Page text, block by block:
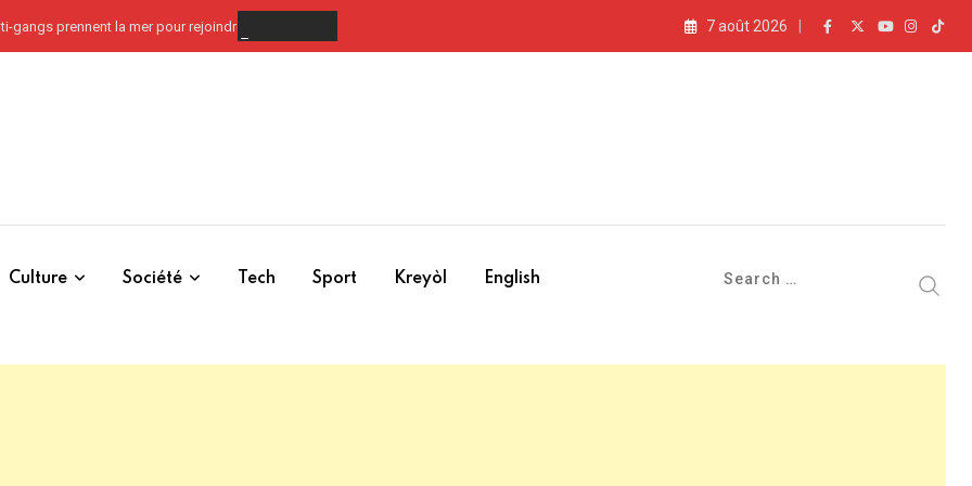
prennent la mer pour rejoindre l’Artibonite 7 août 2026
Culture Société Tech Sport Kreyòl English